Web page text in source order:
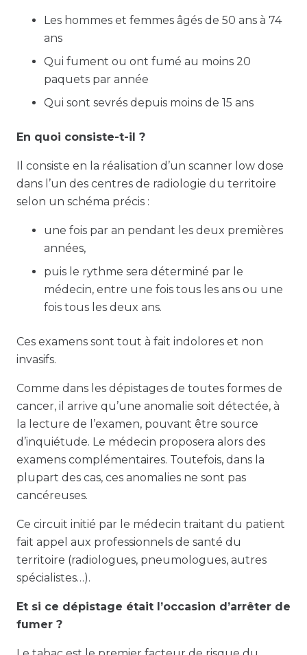
Les hommes et femmes âgés de 50 ans à 74
ans
Qui fument ou ont fumé au moins 20
paquets par année
Qui sont sevrés depuis moins de 15 ans
En quoi consiste-t-il ?
Il consiste en la réalisation d’un scanner low dose
dans l’un des centres de radiologie du territoire
selon un schéma précis :
une fois par an pendant les deux premières
années,
puis le rythme sera déterminé par le
médecin, entre une fois tous les ans ou une
fois tous les deux ans.
Ces examens sont tout à fait indolores et non
invasifs.
Comme dans les dépistages de toutes formes de
cancer, il arrive qu’une anomalie soit détectée, à
la lecture de l’examen, pouvant être source
d’inquiétude. Le médecin proposera alors des
examens complémentaires. Toutefois, dans la
plupart des cas, ces anomalies ne sont pas
cancéreuses.
Ce circuit initié par le médecin traitant du patient
fait appel aux professionnels de santé du
territoire (radiologues, pneumologues, autres
spécialistes…).
Et si ce dépistage était l’occasion d’arrêter de
fumer ?